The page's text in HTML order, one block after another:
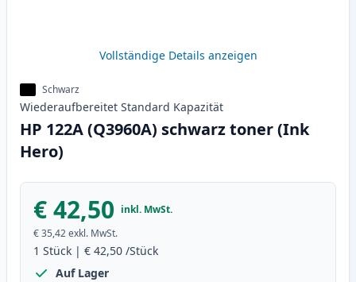
Vollständige Details anzeigen
Schwarz
Wiederaufbereitet Standard Kapazität
HP 122A (Q3960A) schwarz toner (Ink
Hero)
€ 42,50 inkl. MwSt.
€ 35,42exkl. MwSt.
1 Stück | € 42,50 /Stück
Auf Lager